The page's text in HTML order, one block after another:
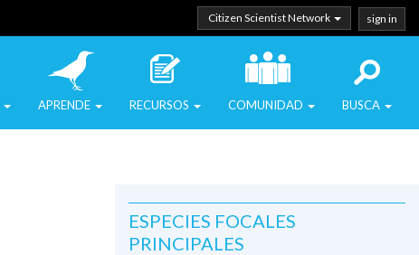
Citizen Scientist Network sign in
APRENDE RECURSOS COMUNIDAD BUSCA
ESPECIES FOCALES
PRINCIPALES